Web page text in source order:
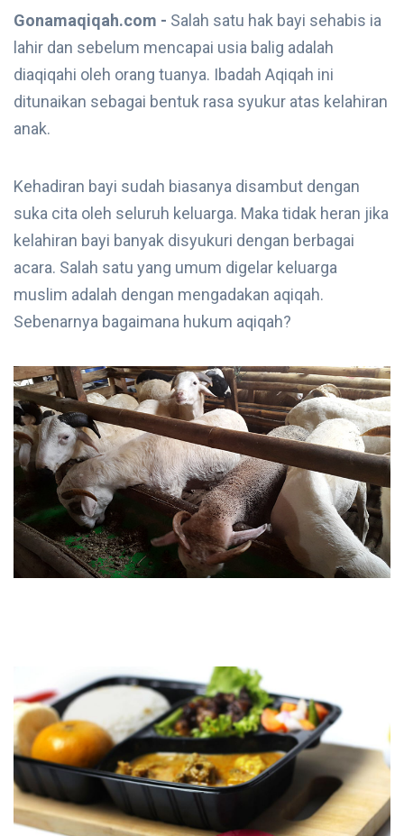
Gonamaqiqah.com - Salah satu hak bayi sehabis ia
lahir dan sebelum mencapai usia balig adalah
diaqiqahi oleh orang tuanya. Ibadah Aqiqah ini
ditunaikan sebagai bentuk rasa syukur atas kelahiran
anak.
Kehadiran bayi sudah biasanya disambut dengan
suka cita oleh seluruh keluarga. Maka tidak heran jika
kelahiran bayi banyak disyukuri dengan berbagai
acara. Salah satu yang umum digelar keluarga
muslim adalah dengan mengadakan aqiqah.
Sebenarnya bagaimana hukum aqiqah?